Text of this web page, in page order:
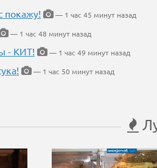
покажу!
— 1 час 45 минут назад
— 1 час 48 минут назад
- КИТ!
— 1 час 49 минут назад
— 1 час 50 минут назад